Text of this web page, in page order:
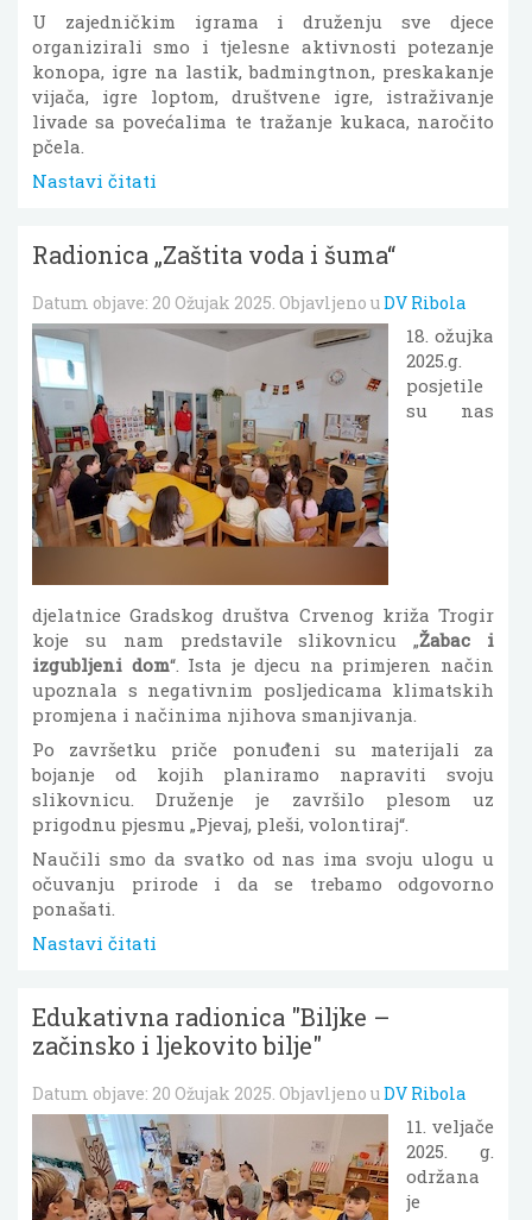
U zajedničkim igrama i druženju sve djece
organizirali smo i tjelesne aktivnosti potezanje
konopa, igre na lastik, badmingtnon, preskakanje
vijača, igre loptom, društvene igre, istraživanje
livade sa povećalima te tražanje kukaca, naročito
pčela.
Nastavi čitati
Radionica „Zaštita voda i šuma“
Datum objave: 20 Ožujak 2025. Objavljeno uDV Ribola
18. ožujka
2025.g.
posjetile
su nas
djelatnice Gradskog društva Crvenog križa Trogir
koje su nam predstavile slikovnicu „Žabac i
izgubljeni dom“. Ista je djecu na primjeren način
upoznala s negativnim posljedicama klimatskih
promjena i načinima njihova smanjivanja.
Po završetku priče ponuđeni su materijali za
bojanje od kojih planiramo napraviti svoju
slikovnicu. Druženje je završilo plesom uz
prigodnu pjesmu „Pjevaj, pleši, volontiraj“.
Naučili smo da svatko od nas ima svoju ulogu u
očuvanju prirode i da se trebamo odgovorno
ponašati.
Nastavi čitati
Edukativna radionica "Biljke –
začinsko i ljekovito bilje"
Datum objave: 20 Ožujak 2025. Objavljeno uDV Ribola
11. veljače
2025. g.
održana
je